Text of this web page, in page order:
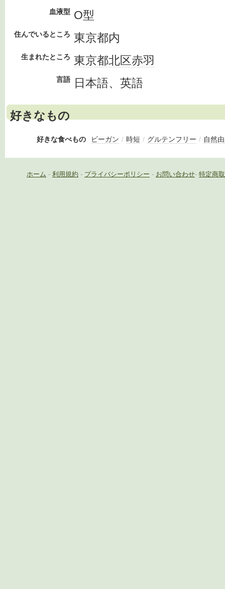
血液型 O型
住んでいるところ 東京都内
生まれたところ 東京都北区赤羽
言語 日本語、英語
好きなもの
好きな食べもの ビーガン / 時短 / グルテンフリー / 自然
ホーム - 利用規約 - プライバシーポリシー - お問い合わせ- 特定商